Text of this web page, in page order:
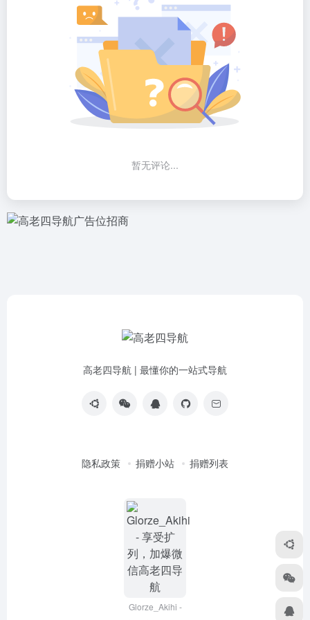
暂无评论...
高老四导航 | 最懂你的一站式导航
隐私政策 捐赠小站 捐赠列表
Glorze_Akihi -